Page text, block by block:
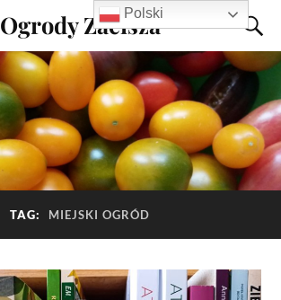
Ogrody Zacisza
TAG: MIEJSKI OGRÓD
Polski